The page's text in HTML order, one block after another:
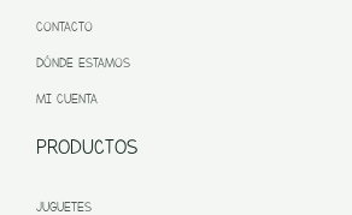
CONTACTO
DÓNDE ESTAMOS
MI CUENTA
PRODUCTOS
JUGUETES